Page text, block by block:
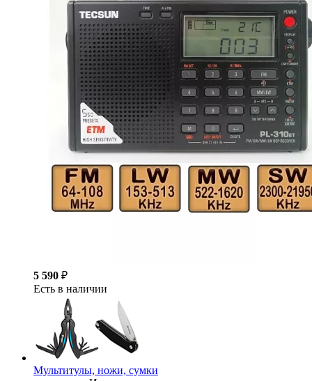
5 590 ₽
Есть в наличии
Мультитулы, ножи, сумки